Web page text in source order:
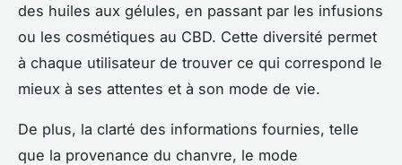
des huiles aux gélules, en passant par les infusions
ou les cosmétiques au CBD. Cette diversité permet
à chaque utilisateur de trouver ce qui correspond le
mieux à ses attentes et à son mode de vie.
De plus, la clarté des informations fournies, telle
que la provenance du chanvre, le mode